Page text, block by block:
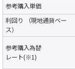
参考購入単価
利回り （現地通貨ベー
ス）
参考購入為替
レート(※1)